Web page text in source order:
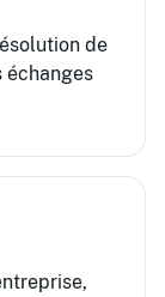
de
échanges